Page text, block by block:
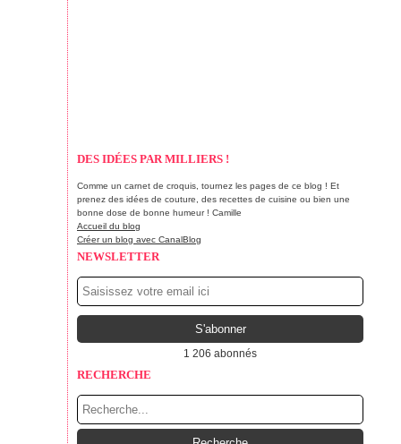
DES IDÉES PAR MILLIERS !
Comme un carnet de croquis, tournez les pages de ce blog ! Et
prenez des idées de couture, des recettes de cuisine ou bien une
bonne dose de bonne humeur ! Camille
Accueil du blog
Créer un blog avec CanalBlog
NEWSLETTER
1 206 abonnés
RECHERCHE